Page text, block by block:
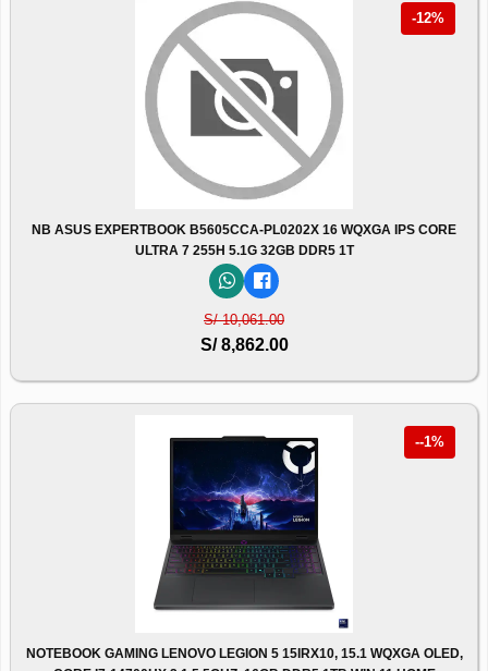
-12%
NB ASUS EXPERTBOOK B5605CCA-PL0202X 16 WQXGA IPS CORE
ULTRA 7 255H 5.1G 32GB DDR5 1T
S/ 10,061.00
S/ 8,862.00
--1%
NOTEBOOK GAMING LENOVO LEGION 5 15IRX10, 15.1 WQXGA OLED,